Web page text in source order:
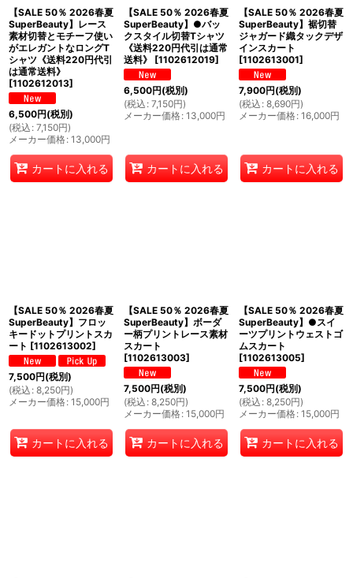
【SALE 50％ 2026春夏
SuperBeauty】レース
素材切替とモチーフ使い
がエレガントなロングT
シャツ《送料220円代引
は通常送料》
[1102612013]
6,500円(税別)
(税込 : 7,150円)
メーカー価格: 13,000円
カートに入れる
【SALE 50％ 2026春夏
SuperBeauty】●バッ
クスタイル切替Tシャツ
《送料220円代引は通常
送料》
[1102612019]
6,500円(税別)
(税込 : 7,150円)
メーカー価格: 13,000円
カートに入れる
【SALE 50％ 2026春夏
SuperBeauty】裾切替
ジャガード織タックデザ
インスカート
[1102613001]
7,900円(税別)
(税込 : 8,690円)
メーカー価格: 16,000円
カートに入れる
【SALE 50％ 2026春夏
SuperBeauty】フロッ
キードットプリントスカ
ート [1102613002]
7,500円(税別)
(税込 : 8,250円)
メーカー価格: 15,000円
カートに入れる
【SALE 50％ 2026春夏
SuperBeauty】ボーダ
ー柄プリントレース素材
スカート
[1102613003]
7,500円(税別)
(税込 : 8,250円)
メーカー価格: 15,000円
カートに入れる
【SALE 50％ 2026春夏
SuperBeauty】●スイ
ーツプリントウェストゴ
ムスカート
[1102613005]
7,500円(税別)
(税込 : 8,250円)
メーカー価格: 15,000円
カートに入れる